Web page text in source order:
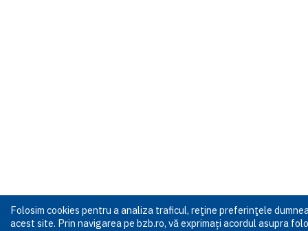
Folosim cookies pentru a analiza traficul, reţine preferinţele
acest site. Prin navigarea pe bzb.ro, vă exprimați acordul asupra